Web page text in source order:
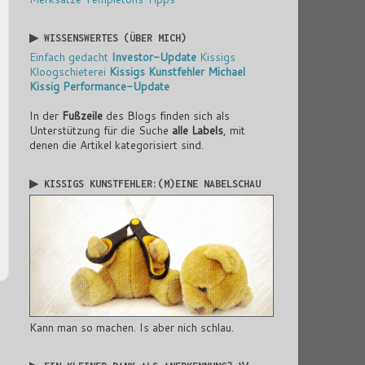
▶ WISSENSWERTES (ÜBER MICH)
Einfach gedacht Investor-Update Kissigs
Kloogschieterei Kissigs Kunstfehler Michael
Kissig Performance-Update
In der Fußzeile des Blogs finden sich als
Unterstützung für die Suche alle Labels , mit
denen die Artikel kategorisiert sind.
▶ KISSIGS KUNSTFEHLER:(M)EINE NABELSCHAU
Kann man so machen. Is aber nich schlau.